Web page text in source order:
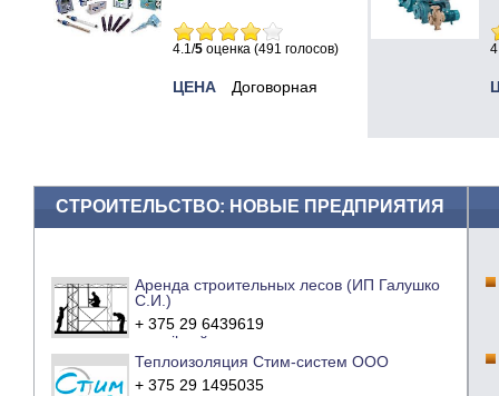
4.1/5 оценка (491 голосов)
ЦЕНА Договорная
СТРОИТЕЛЬСТВО: НОВЫЕ ПРЕДПРИЯТИЯ
Аренда строительных лесов (ИП Галушко
С.И.)
+ 375 29 6439619
e-mail
сайт компании
Теплоизоляция Стим-систем ООО
+ 375 29 1495035